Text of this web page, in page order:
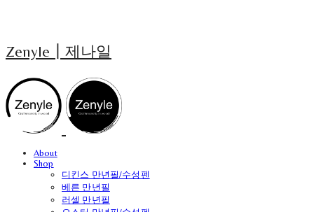
Zenyle┃제나일
About
Shop
디킨스 만년필/수성펜
베른 만년필
러셀 만년필